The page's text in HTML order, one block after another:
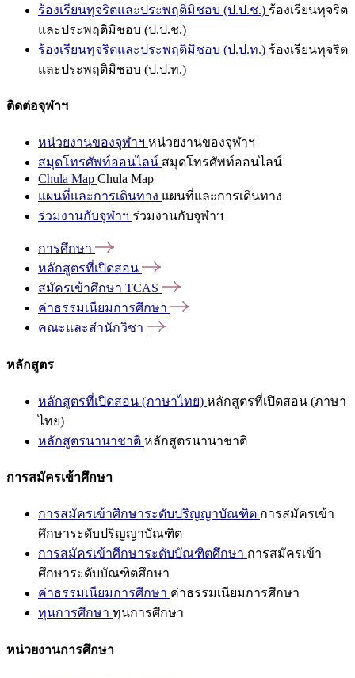
ร้องเรียนทุจริตและประพฤติมิชอบ (ป.ป.ช.) ร้องเรียนทุจริต
และประพฤติมิชอบ (ป.ป.ช.)
ร้องเรียนทุจริตและประพฤติมิชอบ (ป.ป.ท.) ร้องเรียนทุจริต
และประพฤติมิชอบ (ป.ป.ท.)
ติดต่อจุฬาฯ
หน่วยงานของจุฬาฯ หน่วยงานของจุฬาฯ
สมุดโทรศัพท์ออนไลน์ สมุดโทรศัพท์ออนไลน์
Chula Map Chula Map
แผนที่และการเดินทาง แผนที่และการเดินทาง
ร่วมงานกับจุฬาฯ ร่วมงานกับจุฬาฯ
การศึกษา
หลักสูตรที่เปิดสอน
สมัครเข้าศึกษา TCAS
ค่าธรรมเนียมการศึกษา
คณะและสำนักวิชา
หลักสูตร
หลักสูตรที่เปิดสอน (ภาษาไทย) หลักสูตรที่เปิดสอน (ภาษา
ไทย)
หลักสูตรนานาชาติ หลักสูตรนานาชาติ
การสมัครเข้าศึกษา
การสมัครเข้าศึกษาระดับปริญญาบัณฑิต การสมัครเข้า
ศึกษาระดับปริญญาบัณฑิต
การสมัครเข้าศึกษาระดับบัณฑิตศึกษา การสมัครเข้า
ศึกษาระดับบัณฑิตศึกษา
ค่าธรรมเนียมการศึกษา ค่าธรรมเนียมการศึกษา
ทุนการศึกษา ทุนการศึกษา
หน่วยงานการศึกษา